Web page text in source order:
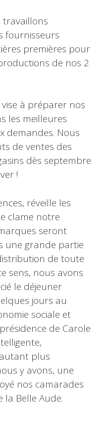
travaillons
fournisseurs
premières pour
de nos 2
à préparer nos
les meilleures
demandes. Nous
de ventes des
dès septembre
!
réveille les
clame notre
seront
une grande partie
de toute
sens, nous avons
le déjeuner
jours au
sociale et
de Carole
plus
y avons, une
nos camarades
la Belle Aude.